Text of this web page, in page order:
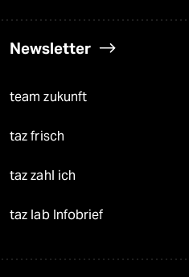
Newsletter
team zukunft
taz frisch
taz zahl ich
taz lab Infobrief